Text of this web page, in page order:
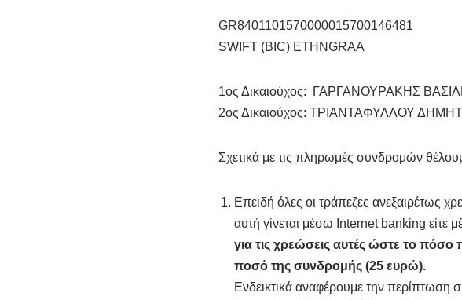
GR8401101570000015700146481
SWIFT (BIC) ETHNGRAA
1ος Δικαιούχος: ΓΑΡΓΑΝΟΥΡΑΚΗΣ
2ος Δικαιούχος: ΤΡΙΑΝΤΑΦΥΛΛΟΥ
Σχετικά με τις πληρωμές συνδρομών
Επειδή όλες οι τράπεζες ανεξαιρέτως
αυτή γίνεται μέσω Internet banking είτε
για τις χρεώσεις αυτές ώστε το πόσο
ποσό της συνδρομής (25 ευρώ).
Ενδεικτικά αναφέρουμε την